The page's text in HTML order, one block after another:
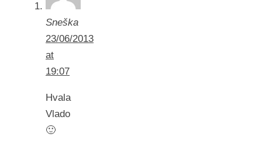
Sneška
23/06/2013
at
19:07
Hvala
Vlado
🙂